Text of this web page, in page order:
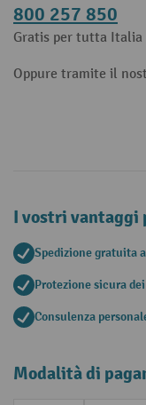
800 257 850
Gratis per tutta Italia
Oppure tramite il
I vostri vantaggi
Spedizione gratuita
Protezione sicura
Consulenza
Modalità di